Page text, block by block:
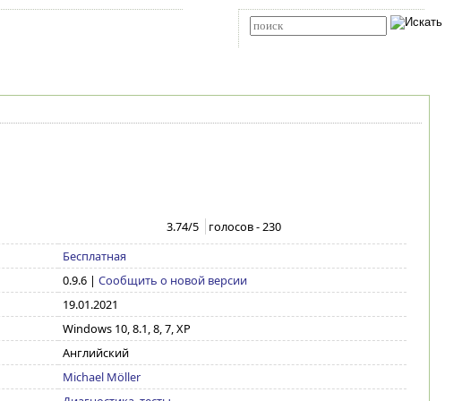
3.74/5 голосов -230
Бесплатная
0.9.6| Сообщить о новой версии
19.01.2021
Windows 10, 8.1, 8, 7, XP
Английский
Michael Möller